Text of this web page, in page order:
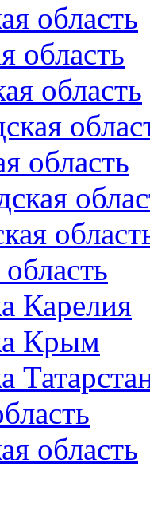
область
область
область
область
Карелия
Крым
область